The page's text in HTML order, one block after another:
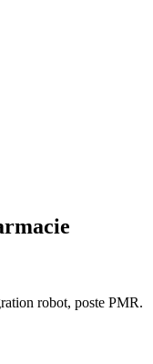
robot, poste PMR.